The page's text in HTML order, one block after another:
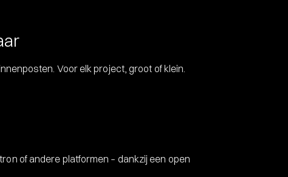
Voor elk project, groot of klein.
of andere platformen – dankzij een open